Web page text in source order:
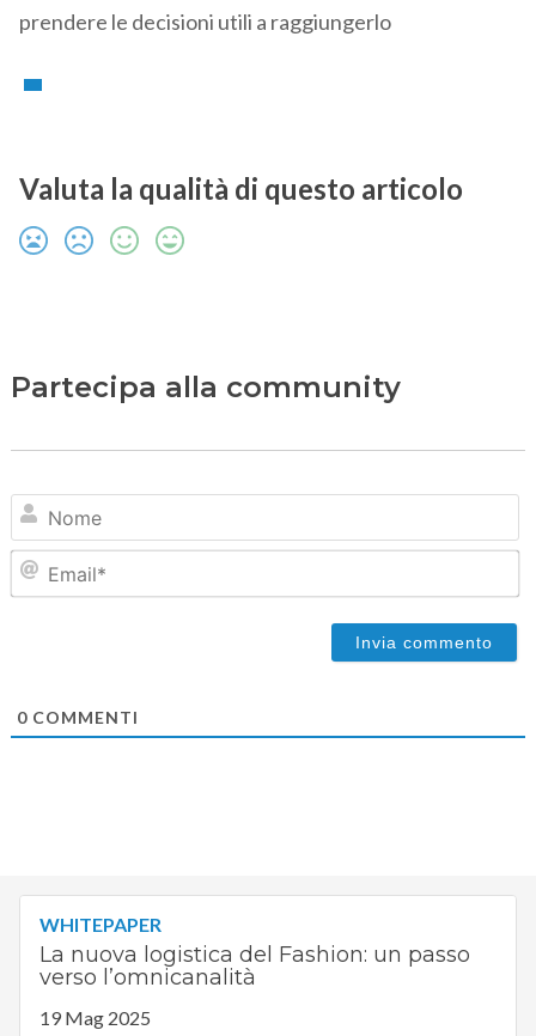
prendere le decisioni utili a raggiungerlo
Valuta la qualità di questo articolo
Partecipa alla community
0COMMENTI
WHITEPAPER
La nuova logistica del Fashion: un passo
verso l’omnicanalità
19 Mag 2025